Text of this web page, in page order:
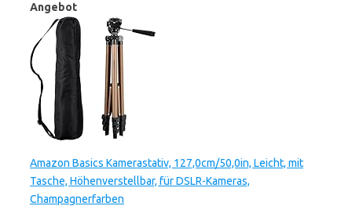
Angebot
Amazon Basics Kamerastativ, 127,0cm/50,0in, Leicht, mit
Tasche, Höhenverstellbar, für DSLR-Kameras,
Champagnerfarben